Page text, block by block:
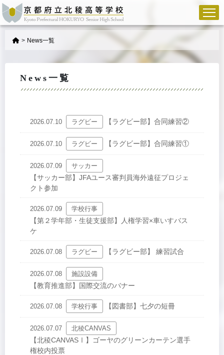
> News一覧
News一覧
2026.07.10 ラグビー 【ラグビー部】合同練習②
2026.07.10 ラグビー 【ラグビー部】合同練習①
2026.07.09 サッカー
【サッカー部】JFAユース審判員海外遠征プロジェ
クト参加
2026.07.09 学校行事
【第２学年部・生徒支援部】人権学習×車いすバス
ケ
2026.07.08 ラグビー 【ラグビー部】 練習試合
2026.07.08 施設設備
【教育推進部】国際交流のバナー
2026.07.08 学校行事 【図書部】七夕の短冊
2026.07.07 北稜CANVAS
【北稜CANVASⅠ】ゴーヤのグリーンカーテン選手
権校内投票